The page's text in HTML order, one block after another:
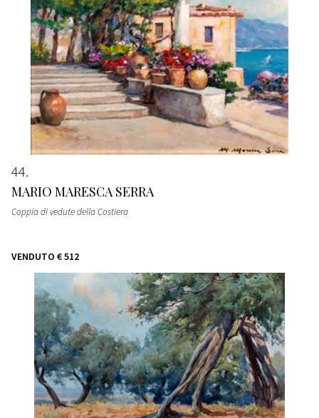
44
MARIO MARESCA SERRA
Coppia di vedute della Costiera
VENDUTO € 512